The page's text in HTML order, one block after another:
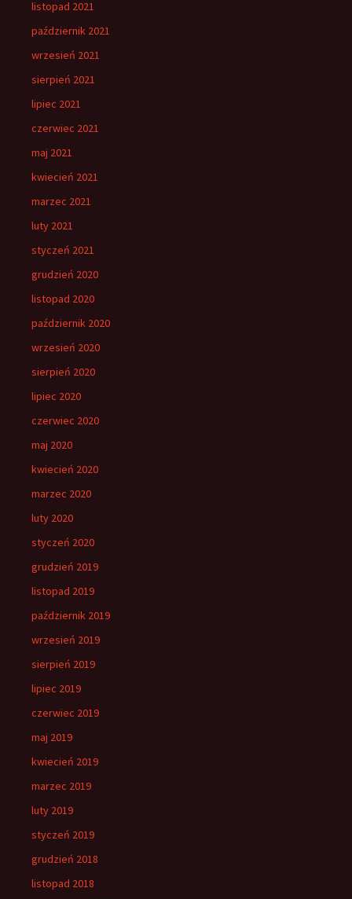
listopad 2021
październik 2021
wrzesień 2021
sierpień 2021
lipiec 2021
czerwiec 2021
maj 2021
kwiecień 2021
marzec 2021
luty 2021
styczeń 2021
grudzień 2020
listopad 2020
październik 2020
wrzesień 2020
sierpień 2020
lipiec 2020
czerwiec 2020
maj 2020
kwiecień 2020
marzec 2020
luty 2020
styczeń 2020
grudzień 2019
listopad 2019
październik 2019
wrzesień 2019
sierpień 2019
lipiec 2019
czerwiec 2019
maj 2019
kwiecień 2019
marzec 2019
luty 2019
styczeń 2019
grudzień 2018
listopad 2018